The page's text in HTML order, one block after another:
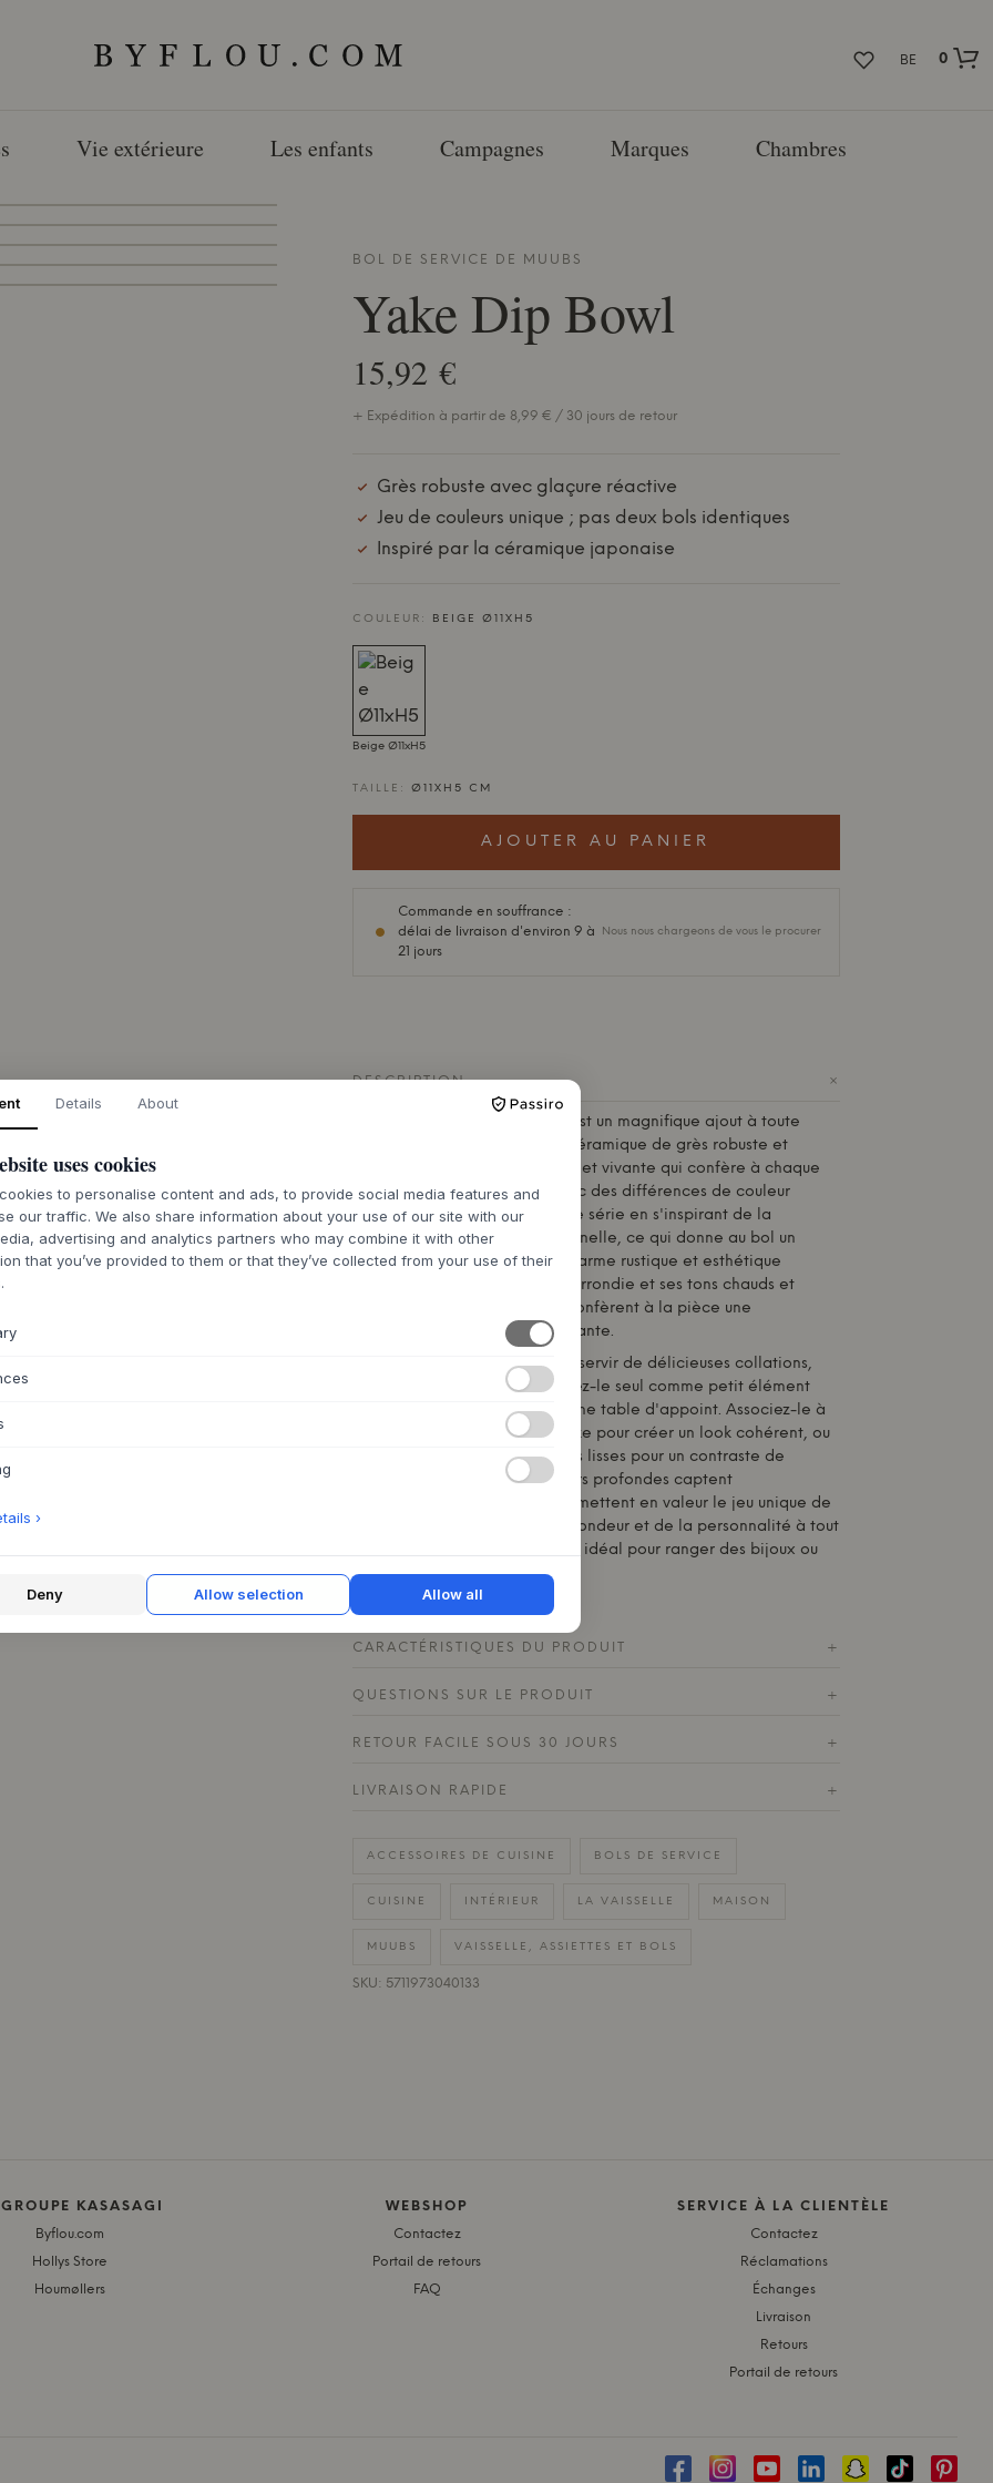
BE
0
Vie extérieure Les enfants Campagnes Marques Chambres
BOL DE SERVICE DE MUUBS
Yake Dip Bowl
15,92 €
+ Expédition à partir de 8,99 € / 30 jours de retour
Grès robuste avec glaçure réactive
Jeu de couleurs unique ; pas deux bols identiques
Inspiré par la céramique japonaise
COULEUR: BEIGE Ø11XH5
Beige Ø11xH5
TAILLE: Ø11XH5 CM
AJOUTER AU PANIER
Commande en souffrance :
délai de livraison d'environ 9 à
21 jours
Nous nous chargeons de vous le procurer
DESCRIPTION +
est un magnifique ajout à toute
table. Le bol est fabriqué en céramique de grès robuste et
présente une glaçure réactive et vivante qui confère à chaque
bol son expression unique avec des différences de couleur
nuancées.MUUBSa créé cette série en s'inspirant de la
céramique japonaise traditionnelle, ce qui donne au bol un
équilibre harmonieux entre charme rustique et esthétique
moderne. Sa forme douce et arrondie et ses tons chauds et
brûlés comme Blush et Toast confèrent à la pièce une
atmosphère calme et accueillante.
Utilisez le Yake Dip Bowl pour servir de délicieuses collations,
sauces ou tapenades, ou laissez-le seul comme petit élément
décoratif sur une étagère ou une table d'appoint. Associez-le à
d'autres pièces de la série Yake pour créer un look cohérent, ou
combinez-le avec des surfaces lisses pour un contraste de
texture intéressant. Les couleurs profondes captent
magnifiquement la lumière et mettent en valeur le jeu unique de
la glaçure, ajoutant de la profondeur et de la personnalité à tout
arrangement. Il est également idéal pour ranger des bijoux ou
de petits accessoires.
CARACTÉRISTIQUES DU PRODUIT +
QUESTIONS SUR LE PRODUIT +
RETOUR FACILE SOUS 30 JOURS +
LIVRAISON RAPIDE +
ACCESSOIRES DE CUISINE BOLS DE SERVICE
CUISINE INTÉRIEUR LA VAISSELLE MAISON
MUUBS VAISSELLE, ASSIETTES ET BOLS
SKU: 5711973040133
GROUPE KASASAGI
Byflou.com
Hollys Store
Houmøllers
WEBSHOP
Contactez
Portail de retours
FAQ
SERVICE À LA CLIENTÈLE
Contactez
Réclamations
Échanges
Livraison
Retours
Portail de retours
Details About
uses cookies
to personalise content and ads, to provide social media features and
our traffic. We also share information about your use of our site with our
advertising and analytics partners who may combine it with other
that you’ve provided to them or that they’ve collected from your use of their
›
Deny Allow selection Allow all